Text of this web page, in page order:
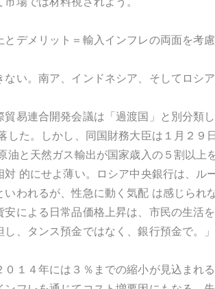
デメリット＝輸入インフレの両面を考
い。南ア、インドネシア、そしてロシ
易連合開発会議は「過渡国」と別分類
た。しかし、同国財務大臣は１月２９
と天然ガス輸出が国家歳入の５割以上
的にせよ薄い。ロシア中央銀行は、ル
われるが、性急に動く気配 は感じられな
による日常品価格上昇は、市民の生活を
、タンス預金ではなく、銀行預金で。
１４年には３％までの縮小が見込まれる